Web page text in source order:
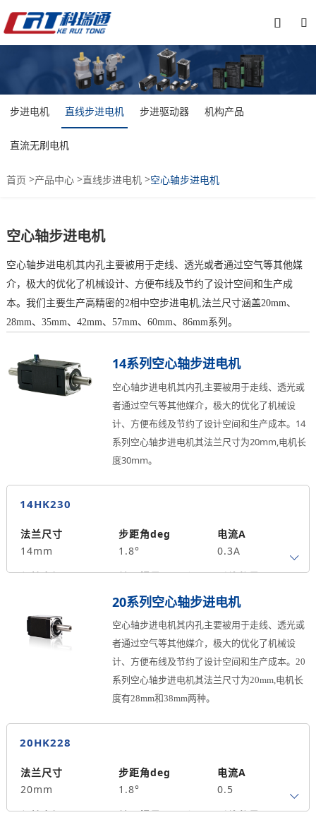


步进电机 直线步进电机 步进驱动器 机构产品
直流无刷电机
首页 >产品中心>直线步进电机>空心轴步进电机
空心轴步进电机
空心轴步进电机其内孔主要被用于走线、透光或者通过空气等其他媒
介，极大的优化了机械设计、方便布线及节约了设计空间和生产成
本。我们主要生产高精密的2相中空步进电机,法兰尺寸涵盖20mm、
28mm、35mm、42mm、57mm、60mm、86mm系列。
14系列空心轴步进电机
空心轴步进电机其内孔主要被用于走线、透光或
者通过空气等其他媒介，极大的优化了机械设
计、方便布线及节约了设计空间和生产成本。14
系列空心轴步进电机其法兰尺寸为20mm,电机长
度30mm。
14HK230
法兰尺寸
14mm
步距角deg
1.8°
电流A
0.3A
保持力矩N.m
转子惯量g.cm²
引线数量
4
马达长度mm
30
重量kg
0.03
中空孔径mm
2.5
20系列空心轴步进电机
空心轴步进电机其内孔主要被用于走线、透光或
者通过空气等其他媒介，极大的优化了机械设
计、方便布线及节约了设计空间和生产成本。20
系列空心轴步进电机其法兰尺寸为20mm,电机长
度有28mm和38mm两种。
20HK228
法兰尺寸
20mm
步距角deg
1.8°
电流A
0.5